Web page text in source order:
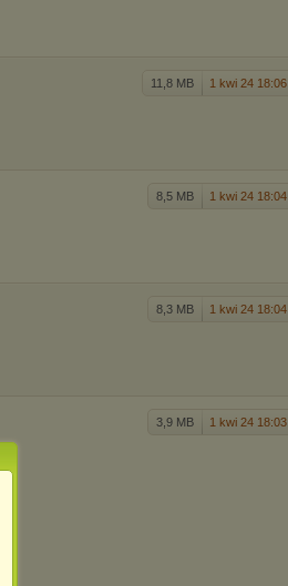
11,8 MB 1 kwi 24 18:06
8,5 MB 1 kwi 24 18:04
8,3 MB 1 kwi 24 18:04
3,9 MB 1 kwi 24 18:03